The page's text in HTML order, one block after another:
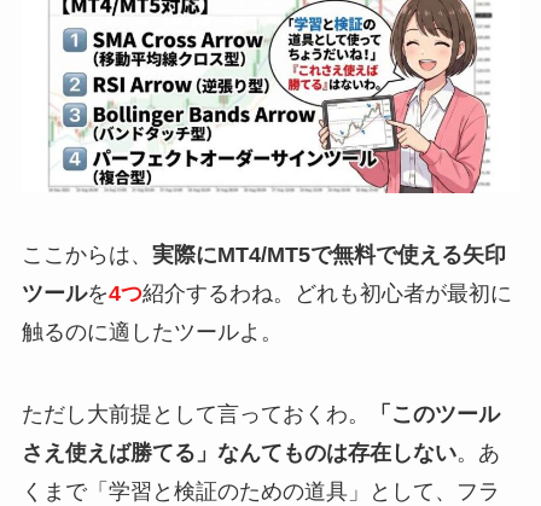
ここからは、 実際にMT4/MT5で無料で使える矢印
ツールを4つ紹介するわね。どれも初心者が最初に
触るのに適したツールよ。
ただし大前提として言っておくわ。
「このツール
さえ使えば勝てる」なんてものは存在しない。あ
くまで「学習と検証のための道具」として、フラ